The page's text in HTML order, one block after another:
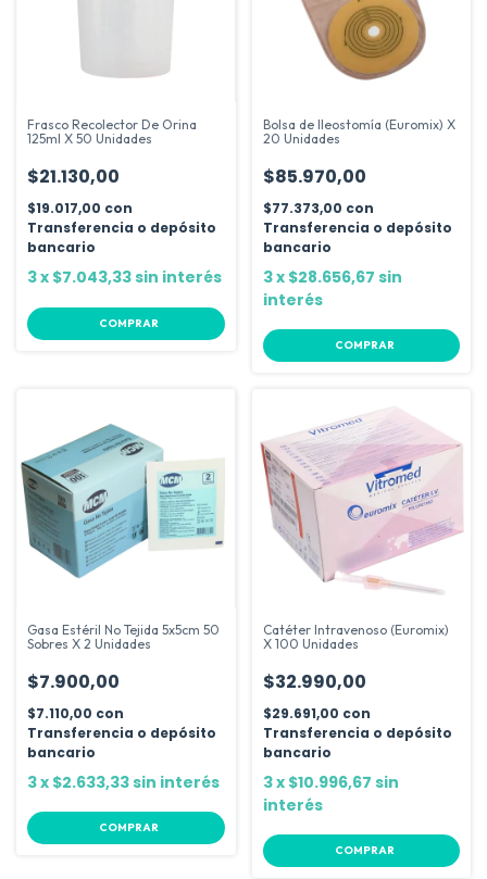
Frasco Recolector De Orina
125ml X 50 Unidades
$21.130,00
$19.017,00 con
Transferencia o depósito
bancario
3x $7.043,33sin interés
Bolsa de Ileostomía (Euromix) X
20 Unidades
$85.970,00
$77.373,00 con
Transferencia o depósito
bancario
3x $28.656,67 sin
interés
COMPRAR
Gasa Estéril No Tejida 5x5cm 50
Sobres X 2 Unidades
$7.900,00
$7.110,00 con
Transferencia o depósito
bancario
3x $2.633,33sin interés
COMPRAR
Catéter Intravenoso (Euromix)
X 100 Unidades
$32.990,00
$29.691,00 con
Transferencia o depósito
bancario
3x $10.996,67 sin
interés
COMPRAR